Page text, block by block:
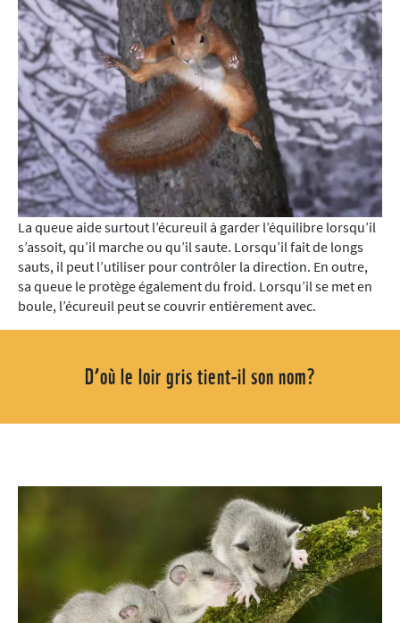
La queue aide surtout l’écureuil à garder l’équilibre lorsqu’il
s’assoit, qu’il marche ou qu’il saute. Lorsqu’il fait de longs
sauts, il peut l’utiliser pour contrôler la direction. En outre,
sa queue le protège également du froid. Lorsqu’il se met en
boule, l’écureuil peut se couvrir entièrement avec.
D’où le loir gris tient-il son nom?